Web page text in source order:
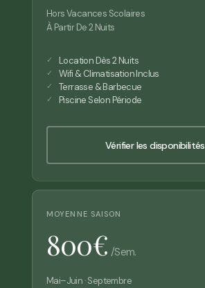
Hors Vacances Scolaires
À Partir De 2 Nuits
Location Dès 2 Nuits
Wifi & Climatisation Inclus
Terrasse & Barbecue
Piscine Selon Période
Vérifier les disponibilités
MOYENNE SAISON
800€ /sem.
Mai–Juin · Septembre